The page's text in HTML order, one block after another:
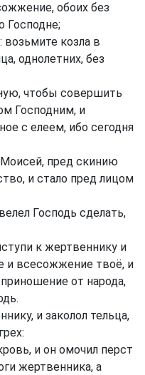
обоих без
Господне;
козла в
однолетних, без
чтобы совершить
Господним, и
с елеем, ибо сегодня
Моисей, пред скинию
и стало пред лицом
Господь сделать,
к жертвеннику и
и всесожжение твоё, и
от народа,
и заколол тельца,
и он омочил перст
жертвенника, а